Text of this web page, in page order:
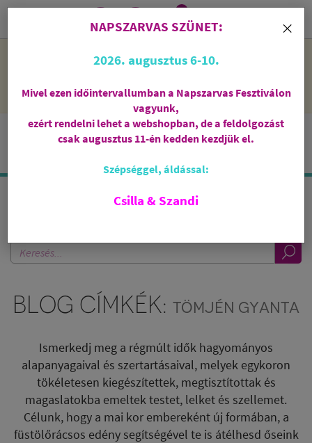
NAPSZARVAS SZÜNET: 2026. augusztus 6-10 - rendelni lehet
feldolgozni őket.
i
0
KERESÉS A BLOGBAN
BLOG CÍMKÉK: TÖMJÉN GYANTA
Ismerkedj meg a régmúlt idők hagyományos
alapanyagaival és szertartásaival, melyek egykoron
tökéletesen kiegészítettek, megtisztítottak és
magaslatokba emeltek testet, lelket és szellemet.
Célunk, hogy a mai kor embereként új formában, a
füstölőrácsos edény segítségével te is átélhesd őseink
×
NAPSZARVAS SZÜNET:
2026. augusztus 6-10.
Mivel ezen időintervallumban a Napszarvas Fesztiválon
vagyunk,
ezért rendelni lehet a webshopban, de a feldolgozást
csak augusztus 11-én kedden kezdjük el.
Szépséggel, áldással:
Csilla & Szandi